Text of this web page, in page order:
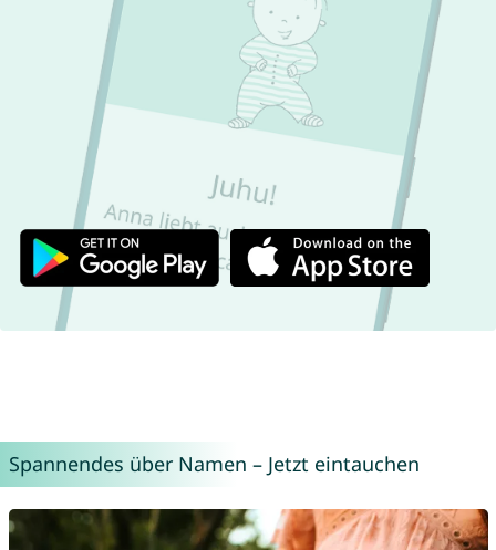
Spannendes über Namen – Jetzt eintauchen